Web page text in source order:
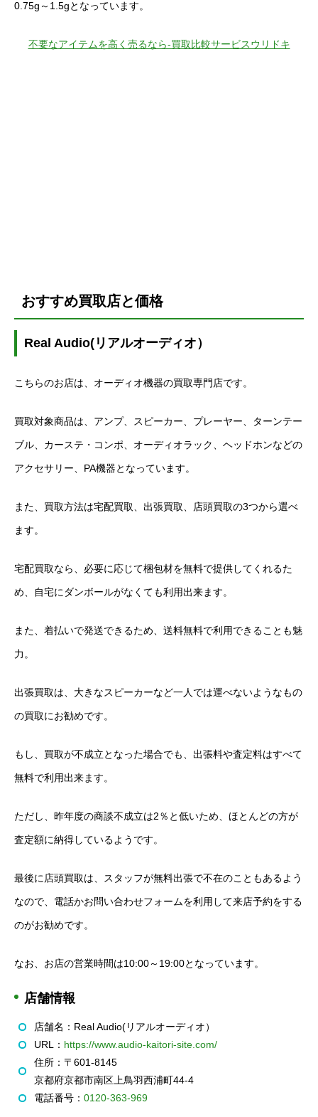
0.75g～1.5gとなっています。
不要なアイテムを高く売るなら-買取比較サービスウリドキ
おすすめ買取店と価格
Real Audio(リアルオーディオ）
こちらのお店は、オーディオ機器の買取専門店です。
買取対象商品は、アンプ、スピーカー、プレーヤー、ターンテー
ブル、カーステ・コンポ、オーディオラック、ヘッドホンなどの
アクセサリー、PA機器となっています。
また、買取方法は宅配買取、出張買取、店頭買取の3つから選べ
ます。
宅配買取なら、必要に応じて梱包材を無料で提供してくれるた
め、自宅にダンボールがなくても利用出来ます。
また、着払いで発送できるため、送料無料で利用できることも魅
力。
出張買取は、大きなスピーカーなど一人では運べないようなもの
の買取にお勧めです。
もし、買取が不成立となった場合でも、出張料や査定料はすべて
無料で利用出来ます。
ただし、昨年度の商談不成立は2％と低いため、ほとんどの方が
査定額に納得しているようです。
最後に店頭買取は、スタッフが無料出張で不在のこともあるよう
なので、電話かお問い合わせフォームを利用して来店予約をする
のがお勧めです。
なお、お店の営業時間は10:00～19:00となっています。
店舗情報
店舗名：Real Audio(リアルオーディオ）
URL： https://www.audio-kaitori-site.com/
住所：〒601-8145
京都府京都市南区上鳥羽西浦町44-4
電話番号： 0120-363-969